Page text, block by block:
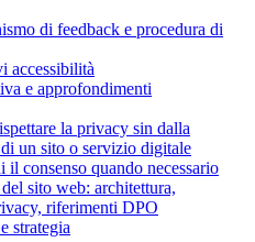
di feedback e procedura di
accessibilità
e approfondimenti
la privacy sin dalla
un sito o servizio digitale
il consenso quando necessario
sito web: architettura,
riferimenti DPO
strategia